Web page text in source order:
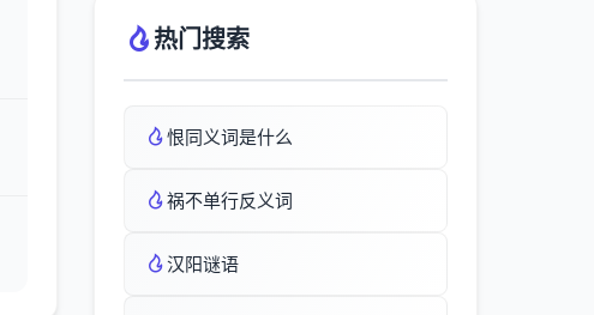
热门搜索
恨同义词是什么
祸不单行反义词
汉阳谜语